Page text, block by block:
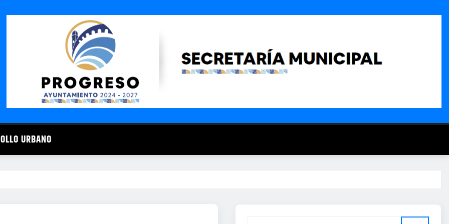
URBANO